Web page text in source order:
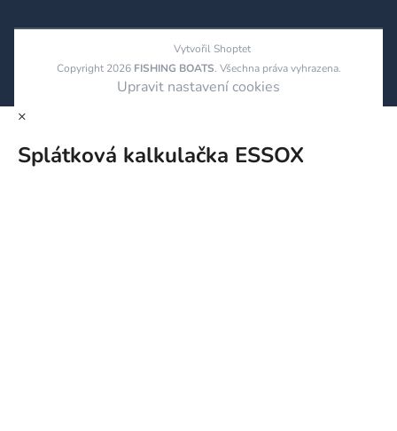
Vytvořil Shoptet
Copyright 2026 FISHING BOATS. Všechna práva vyhrazena.
Upravit nastavení cookies
×
Splátková kalkulačka ESSOX